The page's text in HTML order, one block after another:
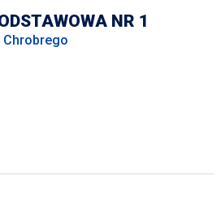
NR 1
Chrobrego